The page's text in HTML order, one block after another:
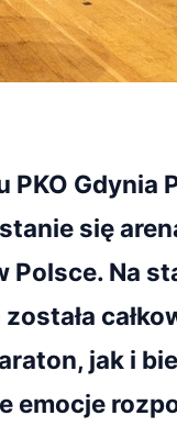
Gdynia
się
Na
jak i
emocje